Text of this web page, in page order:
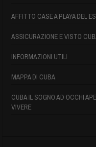
AFFITTO CASE A PLAYA DEL
ASSICURAZIONE E VISTO
INFORMAZIONI UTILI
MAPPA DI CUBA
CUBA IL SOGNO AD OCCHI
VIVERE